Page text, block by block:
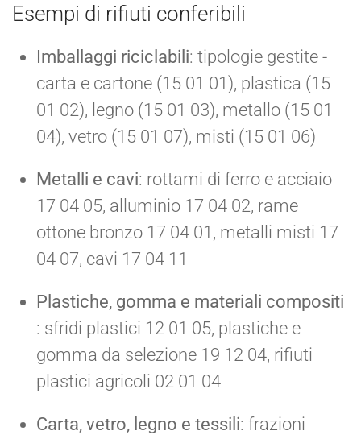
Esempi di rifiuti conferibili
Imballaggi riciclabili: tipologie gestite -
carta e cartone (15 01 01), plastica (15
01 02), legno (15 01 03), metallo (15 01
04), vetro (15 01 07), misti (15 01 06)
Metalli e cavi: rottami di ferro e acciaio
17 04 05, alluminio 17 04 02, rame
ottone bronzo 17 04 01, metalli misti 17
04 07, cavi 17 04 11
Plastiche, gomma e materiali compositi
: sfridi plastici 12 01 05, plastiche e
gomma da selezione 19 12 04, rifiuti
plastici agricoli 02 01 04
Carta, vetro, legno e tessili: frazioni